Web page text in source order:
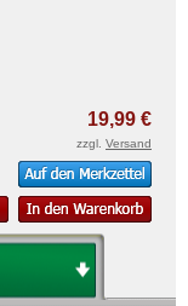
19,99 €
zzgl. Versand